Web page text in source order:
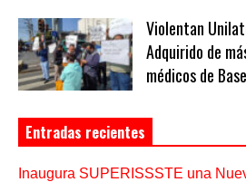
Violentan
Adquirido de
médicos de
Entradas recientes
Inaugura SUPERISSSTE una